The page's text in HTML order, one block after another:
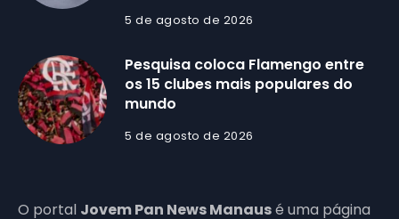
5 de agosto de 2026
Pesquisa coloca Flamengo entre
os 15 clubes mais populares do
mundo
5 de agosto de 2026
O portal Jovem Pan News Manausé uma página